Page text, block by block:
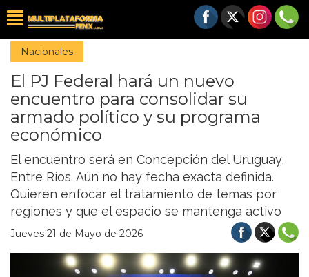
Nacionales
El PJ Federal hará un nuevo
encuentro para consolidar su
armado político y su programa
económico
El encuentro será en Concepción del Uruguay,
Entre Ríos. Aún no hay fecha exacta definida.
Quieren enfocar el tratamiento de temas por
regiones y que el espacio se mantenga activo
Jueves 21 de Mayo de 2026